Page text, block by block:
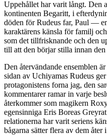
Uppehållet har varit långt. Den
kontinenten Begaritt, i
döden för Rudeus far, Paul —
karaktärens känsla för familj
som det tillfrisknande och den
till att den börjar stilla innan den
Den återvändande ensemblen
sidan av Uchiyamas Rudeus
protagonistens forna jag, den
kommentarer ramar in varje
återkommer som magikern
egensinniga Eris Boreas
relationerna har varit seriens
bågarna sätter flera av dem åter